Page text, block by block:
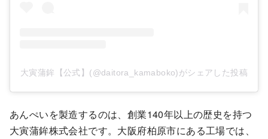
大寅蒲鉾【公式】(@daitora_kamaboko)がシェアした投稿
あんぺいを製造するのは、創業140年以上の歴史を持つ
大寅蒲鉾株式会社です。大阪府柏原市にある工場では、